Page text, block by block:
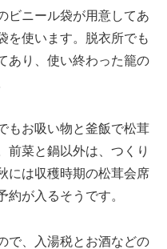
ビニール袋が用意してあ
を使います。脱衣所でも
あり、使い終わった籠の
もお吸い物と釜飯で松茸
前菜と鍋以外は、つくり
には収穫時期の松茸会席
約が入るそうです。
で、入湯税とお酒などの